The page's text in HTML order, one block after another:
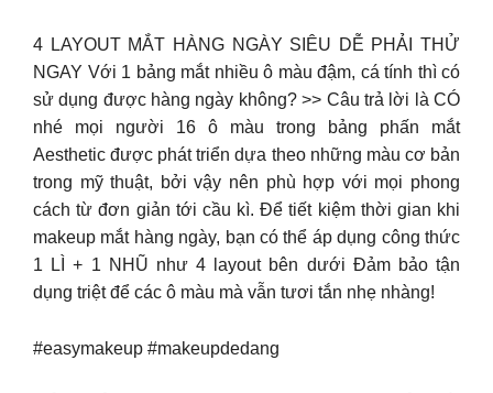
4 LAYOUT MẮT HÀNG NGÀY SIÊU DỄ PHẢI THỬ
NGAY Với 1 bảng mắt nhiều ô màu đậm, cá tính thì có
sử dụng được hàng ngày không? >> Câu trả lời là CÓ
nhé mọi người 16 ô màu trong bảng phấn mắt
Aesthetic được phát triển dựa theo những màu cơ bản
trong mỹ thuật, bởi vậy nên phù hợp với mọi phong
cách từ đơn giản tới cầu kì. Để tiết kiệm thời gian khi
makeup mắt hàng ngày, bạn có thể áp dụng công thức
1 LÌ + 1 NHŨ như 4 layout bên dưới Đảm bảo tận
dụng triệt để các ô màu mà vẫn tươi tắn nhẹ nhàng!
#easymakeup #makeupdedang